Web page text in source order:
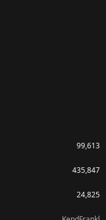
99,613
435,847
24,825